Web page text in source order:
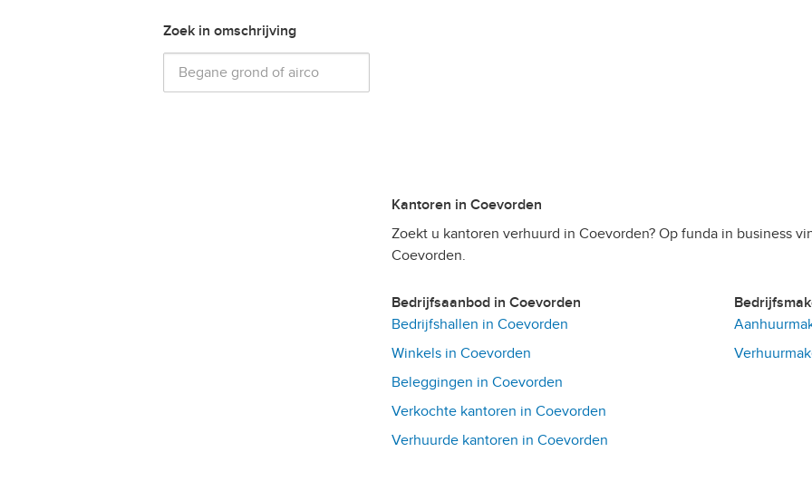
Zoek in omschrijving
Kantoren in Coevorden
Zoekt u kantoren verhuurd in Coevorden? Op funda in business
Coevorden.
Bedrijfsaanbod in Coevorden
Bedrijfshallen in Coevorden
Winkels in Coevorden
Beleggingen in Coevorden
Verkochte kantoren in Coevorden
Verhuurde kantoren in Coevorden